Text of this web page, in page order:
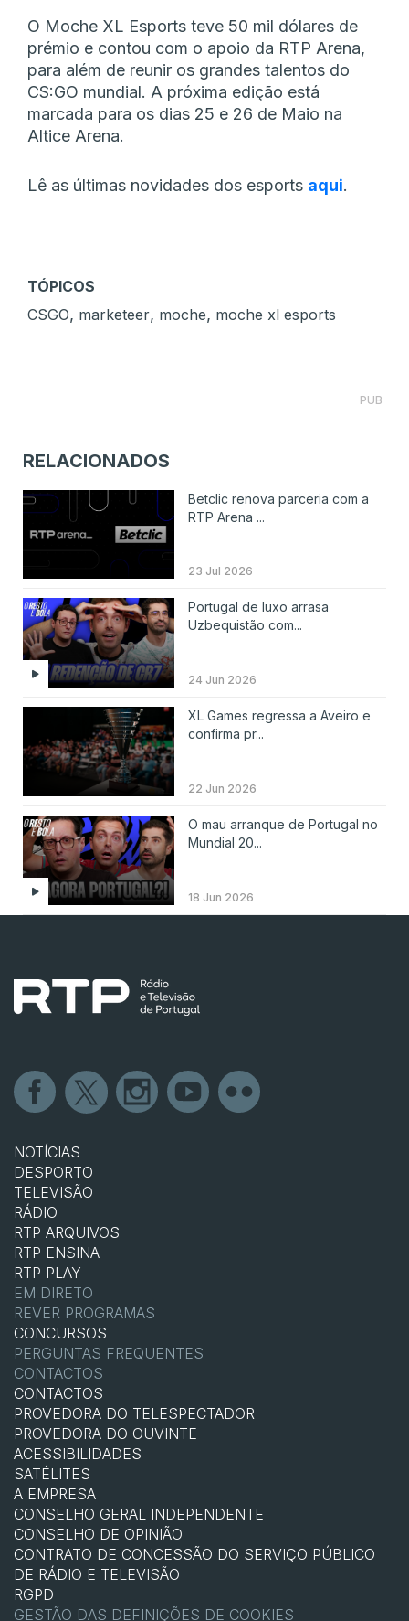
O Moche XL Esports teve 50 mil dólares de
prémio e contou com o apoio da RTP Arena,
para além de reunir os grandes talentos do
CS:GO mundial. A próxima edição está
marcada para os dias 25 e 26 de Maio na
Altice Arena.
Lê as últimas novidades dos esports aqui.
TÓPICOS
CSGO, marketeer, moche, moche xl esports
PUB
RELACIONADOS
Betclic renova parceria com a
RTP Arena ...
23 Jul 2026
Portugal de luxo arrasa
Uzbequistão com...
24 Jun 2026
XL Games regressa a Aveiro e
confirma pr...
22 Jun 2026
O mau arranque de Portugal no
Mundial 20...
18 Jun 2026
NOTÍCIAS
DESPORTO
TELEVISÃO
RÁDIO
RTP ARQUIVOS
RTP ENSINA
RTP PLAY
EM DIRETO
REVER PROGRAMAS
CONCURSOS
PERGUNTAS FREQUENTES
CONTACTOS
CONTACTOS
PROVEDORA DO TELESPECTADOR
PROVEDORA DO OUVINTE
ACESSIBILIDADES
SATÉLITES
A EMPRESA
CONSELHO GERAL INDEPENDENTE
CONSELHO DE OPINIÃO
CONTRATO DE CONCESSÃO DO SERVIÇO PÚBLICO
DE RÁDIO E TELEVISÃO
RGPD
GESTÃO DAS DEFINIÇÕES DE COOKIES